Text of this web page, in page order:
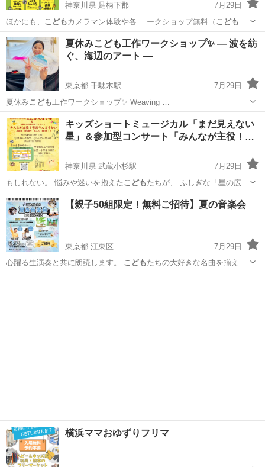
神奈川県 足柄下郡
7月29日
ほかにも、 こども カメラマン体験や各… ークショップ無料（ こどもえ
んにち） ・抽…
神奈川 足柄下郡 ワークショップ 先生
夏休みこども工作ワークショップ✨ ― 波を紡
ぐ、海辺のアート ―
東京都 千駄木駅
7月29日
夏休みこども工作ワークショップ✨ Weaving …
東京 台東区 千駄木駅 ワークショップ 海辺
キッズショートミュージカル「まだ見えない
星」＆参加型コンサート「みんなが主役！…
神奈川県 武蔵小杉駅
7月29日
もしれない。 悩みや迷いを抱えた こどもたちが、 ふしぎな「星の広
場」で出会…
神奈川 川崎市 武蔵小杉駅 コンサート/ショー 生演奏
【親子50組限定！無料ご招待】夏の音楽会
東京都 江東区
7月29日
心躍る生演奏と共に朗読します。 こどもたちの大好きな名曲を揃えた
横浜ママおゆずりフリマ